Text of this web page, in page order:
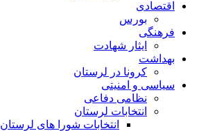
اقتصادی
بورس
فرهنگی
ایثار شهادت
بهداشت
کرونا در لرستان
سیاسی و امنیتی
نظامی دفاعی
انتخابات لرستان
انتخابات شورا های لرستان